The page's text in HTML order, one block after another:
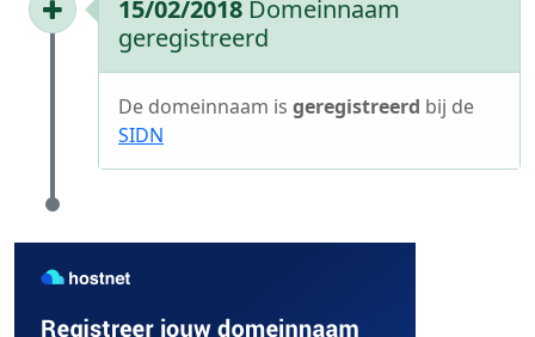
15/02/2018 Domeinnaam
geregistreerd
De domeinnaam is geregistreerd bij de
SIDN